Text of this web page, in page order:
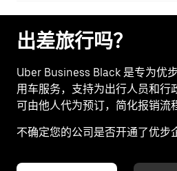
出差旅行吗？
Uber Business Black 是专为优
用车服务，支持为出行人员和行
可由他人代为预订，简化报销流
不确定您的公司是否开通了优步